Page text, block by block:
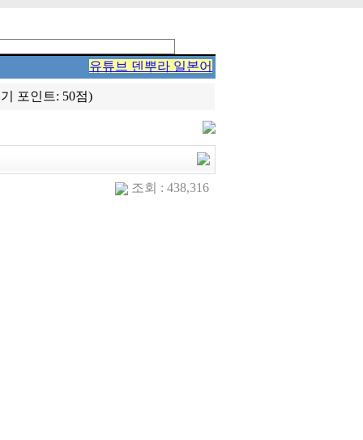
유튜브 덴뿌라 일본어
포인트: 50점)
조회 : 438,316